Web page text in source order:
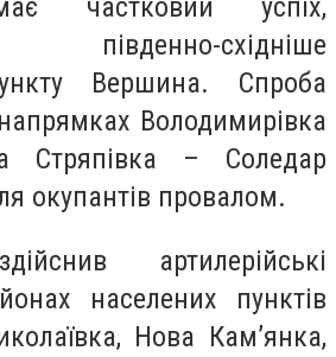
частковий успіх,
південно-східніше
Вершина. Спроба
Володимирівка
Стряпівка – Соледар
окупантів провалом.
артилерійські
населених пунктів
Нова Кам’янка,